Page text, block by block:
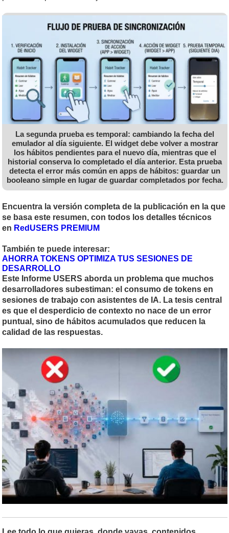
La segunda prueba es temporal: cambiando la fecha del
emulador al día siguiente. El widget debe volver a mostrar
los hábitos pendientes para el nuevo día, mientras que el
historial conserva lo completado el día anterior. Esta prueba
detecta el error más común en apps de hábitos: guardar un
booleano simple en lugar de guardar completados por fecha.
Encuentra la versión completa de la publicación en la que
se basa este resumen, con todos los detalles técnicos
en RedUSERS PREMIUM
También te puede interesar:
AHORRA TOKENS OPTIMIZA TUS SESIONES DE
DESARROLLO
Este Informe USERS aborda un problema que muchos
desarrolladores subestiman: el consumo de tokens en
sesiones de trabajo con asistentes de IA. La tesis central
es que el desperdicio de contexto no nace de un error
puntual, sino de hábitos acumulados que reducen la
calidad de las respuestas.